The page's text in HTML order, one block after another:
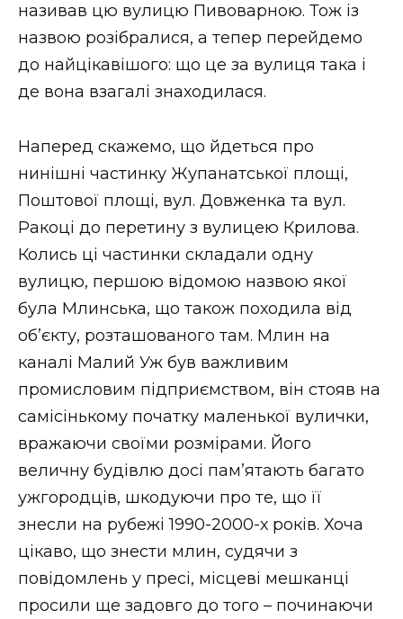
ФОТО
ВІДЕО
називав цю вулицю Пивоварною. Тож із
назвою розібралися, а тепер перейдемо
до найцікавішого: що це за вулиця така і
де вона взагалі знаходилася.
Наперед скажемо, що йдеться про
нинішні частинку Жупанатської площі,
Поштової площі, вул. Довженка та вул.
Ракоці до перетину з вулицею Крилова.
Колись ці частинки складали одну
вулицю, першою відомою назвою якої
була Млинська, що також походила від
об’єкту, розташованого там. Млин на
каналі Малий Уж був важливим
промисловим підприємством, він стояв на
самісінькому початку маленької вулички,
вражаючи своїми розмірами. Його
величну будівлю досі пам’ятають багато
ужгородців, шкодуючи про те, що її
знесли на рубежі 1990-2000-х років. Хоча
цікаво, що знести млин, судячи з
повідомлень у пресі, місцеві мешканці
просили ще задовго до того – починаючи